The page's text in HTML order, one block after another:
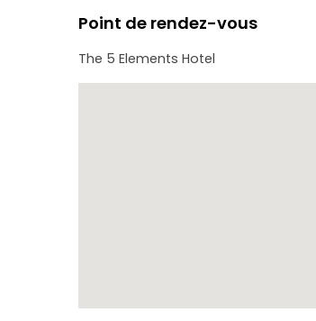
l'ingénierie qui ont façonné cette
Point de rendez-vous
The 5 Elements Hotel